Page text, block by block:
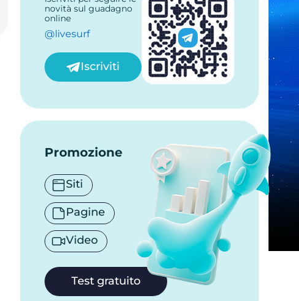
novità sul guadagno
online
@livesurf
Iscriviti
Promozione
Siti
Pagine
Video
Test gratuito